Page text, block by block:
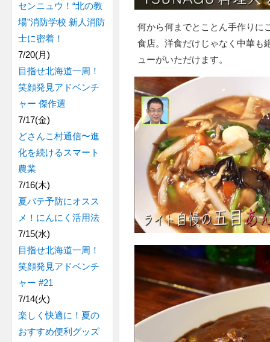
何から何までとことん手作りに
食店。洋食だけじゃなく中華も
ューがいただけます。
センニュウ！“北の教
場”消防学校 新人消防
士に密着！
7/20(月)
目指せ北海道一周！
笑顔発見アドベンチ
ャー 傑作選
7/17(金)
どさんこ村通信〜進
化を続けるスマート
農業
7/16(木)
夏バテ予防にオスス
メ！にんにく活用法
7/15(水)
目指せ北海道一周！
笑顔発見アドベンチ
ャー #21
7/14(火)
楽しく快適に！夏の
おすすめ便利グッズ